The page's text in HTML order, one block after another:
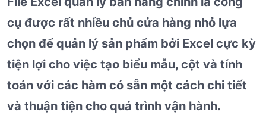
cụ được rất nhiều chủ cửa hàng nhỏ lựa
chọn để quản lý sản phẩm bởi Excel cực kỳ
tiện lợi cho việc tạo biểu mẫu, cột và tính
toán với các hàm có sẵn một cách chi tiết
và thuận tiện cho quá trình vận hành.